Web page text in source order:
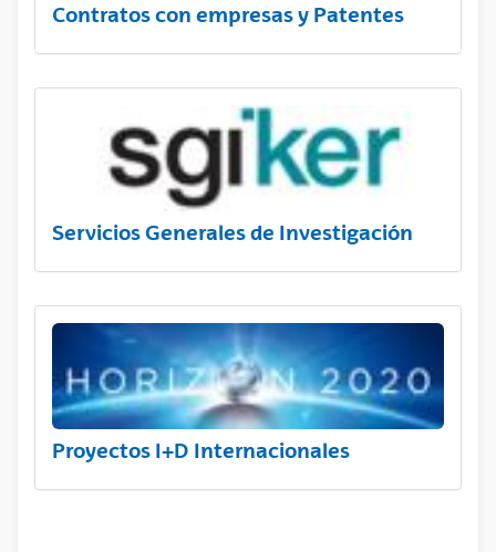
Contratos con empresas y Patentes
Servicios Generales de Investigación
Proyectos I+D Internacionales